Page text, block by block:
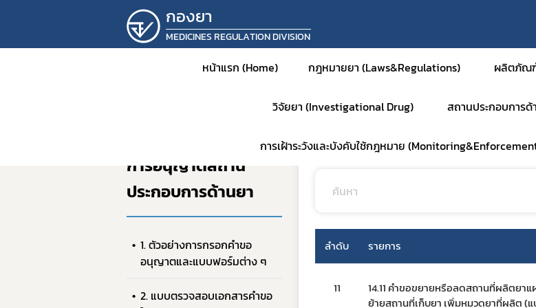
กองยา
MEDICINES REGULATION DIVISION
หน้าแรก (Home) กฎหมายยา (Laws&Regulations) ผลิตภัณ
ย
ย
ย
ย
วิจัยยา (Investigational Drug) สถานประกอบการ
การตรวจปร
การตรวจป
การตรวจตร
การเฝ้าระวังและบังคับใช้กฎหมาย
ประชาสัมพันธ์
แจ้งเตือนภัย
คำสั่งพักใช้ใบอนุญาต
แผนเก็บตัวอย่างเฝ้าระวัง
การอนุญาตสถานประกอบการด้านยา 14. เอกสารการขอใบอนุญาต และเอกสาร
การอนุญาตสถาน
ประกอบการด้านยา
1. ตัวอย่างการกรอกคำขอ
อนุญาตและแบบฟอร์มต่าง ๆ
2. แบบตรวจสอบเอกสารคำขอ
ลำดับ รายการ
11
14.11 คำขอขยายหรือลดสถานที่ผลิตยา
ย้ายสถานที่เก็บยา เพิ่มหมวดยาที่ผลิต (แ